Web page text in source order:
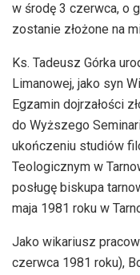
w środę 3 czerwca, o
zostanie złożone na
Ks. Tadeusz Górka
Limanowej, jako syn
Egzamin dojrzałości
do Wyższego
ukończeniu studiów
Teologicznym w
posługę biskupa
maja 1981 roku w
Jako wikariusz
czerwca 1981 roku),